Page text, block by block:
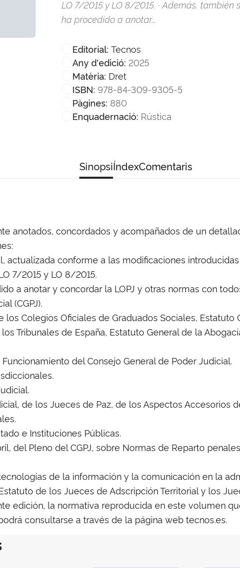
LO 7/2015 y LO 8/2015. · Además, también
ha procedido a anotar...
Editorial: Tecnos
Any d'edició: 2025
Matèria: Dret
ISBN: 978-84-309-9305-5
Pàgines: 880
Enquadernació: Rústica
SinopsiÍndexComentaris
anotados, concordados y acompañados de un
actualizada conforme a las modificaciones
7/2015 y LO 8/2015.
a anotar y concordar la LOPJ y otras normas con
(CGPJ).
los Colegios Oficiales de Graduados Sociales,
Tribunales de España, Estatuto General de la
del Consejo General de Poder Judicial.
de los Jueces de Paz, de los Aspectos Accesorios
e Instituciones Públicas.
del Pleno del CGPJ, sobre Normas de Reparto
de la información y la comunicación en la
de los Jueces de Adscripción Territorial y los
edición, la normativa reproducida en este volumen
consultarse a través de la página web tecnos.es.